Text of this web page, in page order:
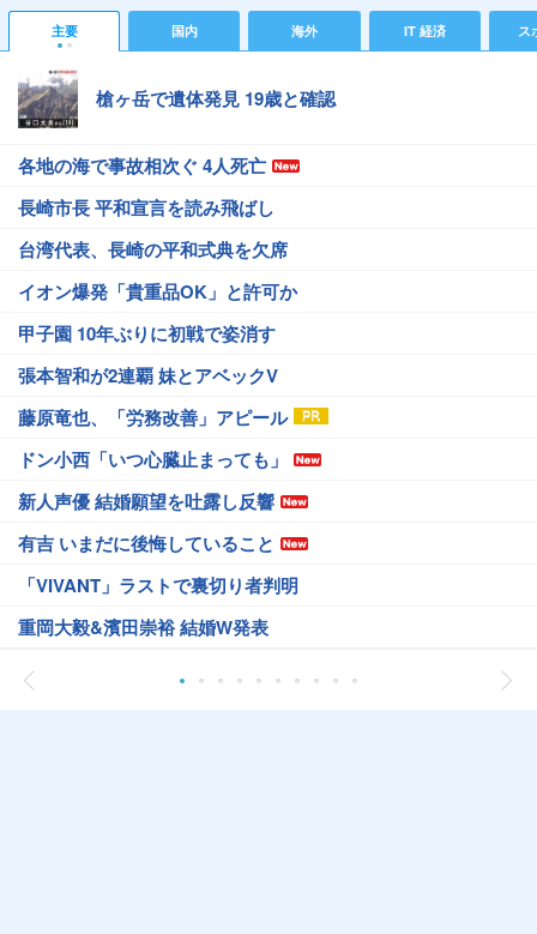
主要 国内 海外 IT 経済 ス
槍ヶ岳で遺体発見 19歳と確認
各地の海で事故相次ぐ 4人死亡
長崎市長 平和宣言を読み飛ばし
台湾代表、長崎の平和式典を欠席
イオン爆発「貴重品OK」と許可か
甲子園 10年ぶりに初戦で姿消す
張本智和が2連覇 妹とアベックV
藤原竜也、「労務改善」アピール
ドン小西「いつ心臓止まっても」
新人声優 結婚願望を吐露し反響
有吉 いまだに後悔していること
「VIVANT」ラストで裏切り者判明
重岡大毅&濱田崇裕 結婚W発表